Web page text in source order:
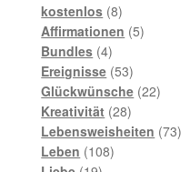
kostenlos 88
Produkte
Affirmationen 55
Bundles 44
Produkte
Ereignisse 5353
Produkte
Glückwünsche 2222
Kreativität 2828
Produkte
Lebensweisheiten 7373
Leben 108108